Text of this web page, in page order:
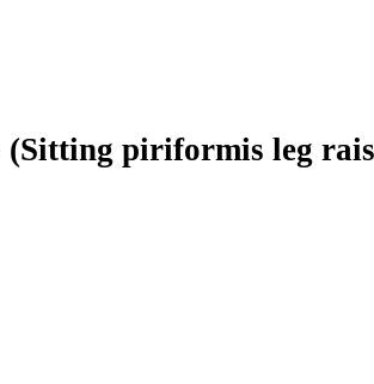
(Sitting piriformis leg